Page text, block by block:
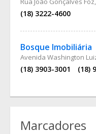
(18) 3222-4600
Bosque Imobiliária
Avenida Washington
(18) 3903-3001 (18)
Marcadores